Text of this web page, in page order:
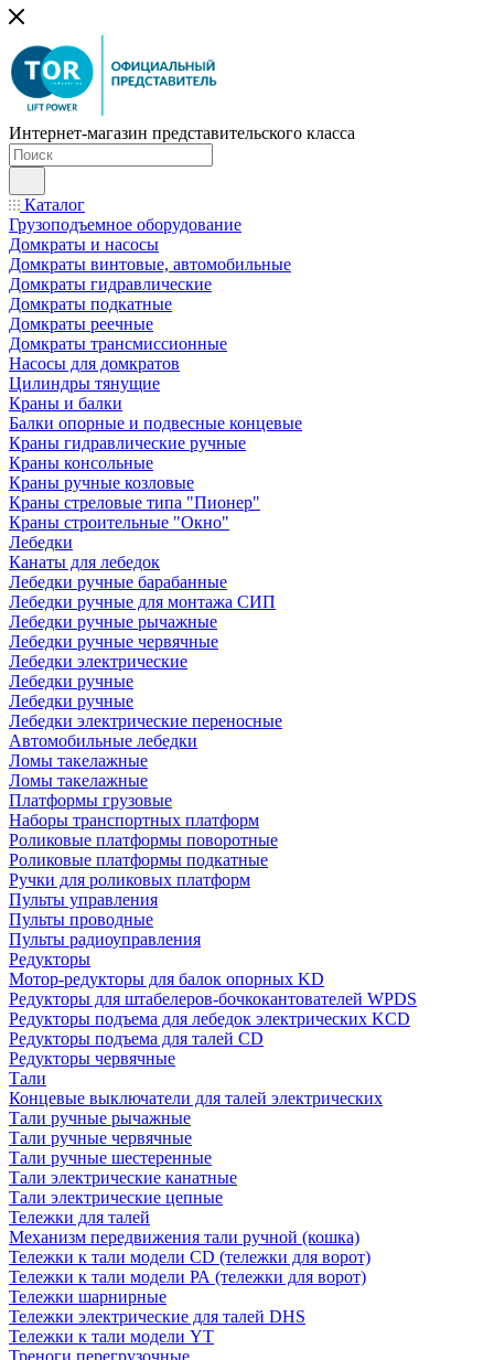
Интернет-магазин представительского класса
Каталог
Грузоподъемное оборудование
Домкраты и насосы
Домкраты винтовые, автомобильные
Домкраты гидравлические
Домкраты подкатные
Домкраты реечные
Домкраты трансмиссионные
Насосы для домкратов
Цилиндры тянущие
Краны и балки
Балки опорные и подвесные концевые
Краны гидравлические ручные
Краны консольные
Краны ручные козловые
Краны стреловые типа "Пионер"
Краны строительные "Окно"
Лебедки
Канаты для лебедок
Лебедки ручные барабанные
Лебедки ручные для монтажа СИП
Лебедки ручные рычажные
Лебедки ручные червячные
Лебедки электрические
Лебедки ручные
Лебедки ручные
Лебедки электрические переносные
Автомобильные лебедки
Ломы такелажные
Ломы такелажные
Платформы грузовые
Наборы транспортных платформ
Роликовые платформы поворотные
Роликовые платформы подкатные
Ручки для роликовых платформ
Пульты управления
Пульты проводные
Пульты радиоуправления
Редукторы
Мотор-редукторы для балок опорных KD
Редукторы для штабелеров-бочкокантователей WPDS
Редукторы подъема для лебедок электрических KCD
Редукторы подъема для талей CD
Редукторы червячные
Тали
Концевые выключатели для талей электрических
Тали ручные рычажные
Тали ручные червячные
Тали ручные шестеренные
Тали электрические канатные
Тали электрические цепные
Тележки для талей
Механизм передвижения тали ручной (кошка)
Тележки к тали модели CD (тележки для ворот)
Тележки к тали модели РА (тележки для ворот)
Тележки шарнирные
Тележки электрические для талей DHS
Тележки к тали модели YT
Треноги перегрузочные